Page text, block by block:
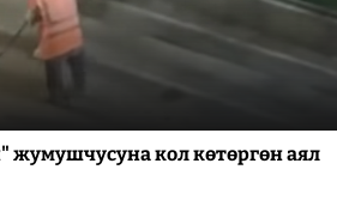
кол көтөргөн аял